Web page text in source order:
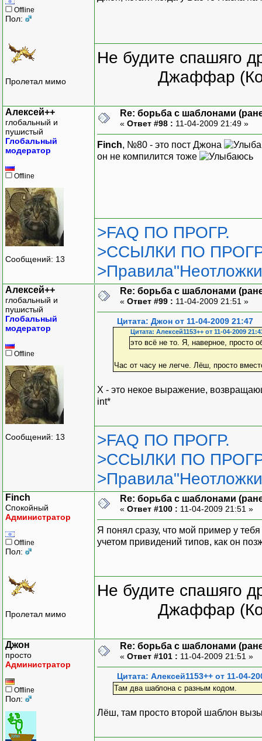
Offline
Пол:
Пролетал мимо
Не будите спашяго
Джаффар
Алексей++
глобальный и
пушистый
Глобальный
модератор
Offline
Сообщений: 13
Re: борьба с шаблонами
« Ответ #98 : 11-04-2009 21:49 »
Finch, №80 - это пост Джона
он не компилится тоже
>FAQ ПО ПРОГР.
>ССЫЛКИ ПО
Алексей++
глобальный и
пушистый
Глобальный
модератор
Offline
Сообщений: 13
Re: борьба с шаблонами
« Ответ #99 : 11-04-2009 21:51 »
Цитата: Джон от 11-04-2009 21:47
Цитата: Алексей1153++ от 11-04-2009
это всё не то. Я, наверное, просто
Час от часу не легче. Лёш, просто
X - это некое выражение,
int*
>FAQ ПО ПРОГР.
>ССЫЛКИ ПО
Finch
Спокойный
Администратор
Offline
Пол:
Пролетал мимо
Re: борьба с шаблонами
« Ответ #100 : 11-04-2009 21:51 »
Я понял сразу, что мой пример у
учетом привидений типов, как он
Не будите спашяго
Джаффар
Джон
просто
Администратор
Offline
Пол:
Re: борьба с шаблонами
« Ответ #101 : 11-04-2009 21:51 »
Цитата: Алексей1153++ от 11-04-
Там два шаблона с разным кодом.
Лёш, там просто второй шаблон